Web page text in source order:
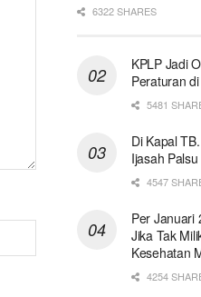
6322 SHARES
KPLP Jadi
Peraturan
5481
Di Kapal
Ijasah
4547
Per Januari
Jika Tak
Kesehatan
4254